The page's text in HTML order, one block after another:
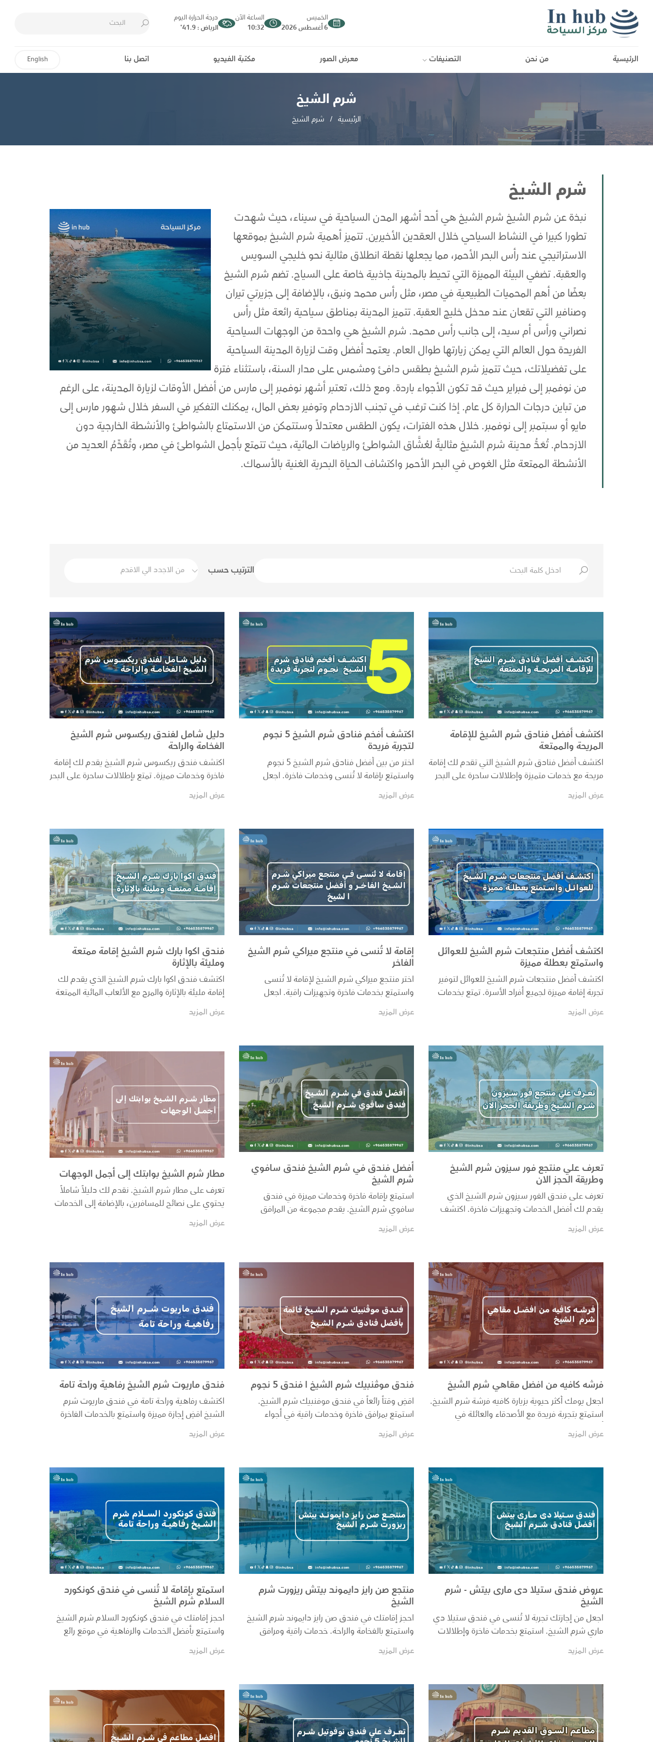
الخميس
6 أغسطس 2026
الساعة الآن
10:32
درجة الحرارة اليوم
الرياض :41.9°
الرئيسية من نحن التصنيفات معرض الصور مكتبة الفيديو اتصل بنا English
شرم الشيخ
الرئيسية شرم الشيخ
شرم الشيخ
نبذة عن شرم الشيخ شرم الشيخ هي أحد أشهر المدن السياحية في سيناء، حيث شهدت
تطورا كبيرا في النشاط السياحي خلال العقدين الأخيرين. تتميز أهمية شرم الشيخ بموقعها
الاستراتيجي عند رأس البحر الأحمر، مما يجعلها نقطة انطلاق مثالية نحو خليجي السويس
والعقبة. تضفي البيئة المميزة التي تحيط بالمدينة جاذبية خاصة على السياح. تضم شرم الشيخ
بعضًا من أهم المحميات الطبيعية في مصر، مثل رأس محمد ونبق، بالإضافة إلى جزيرتي تيران
وصنافير التي تقعان عند مدخل خليج العقبة. تتميز المدينة بمناطق سياحية رائعة مثل رأس
نصراني ورأس أم سيد، إلى جانب رأس محمد. شرم الشيخ هي واحدة من الوجهات السياحية
الفريدة حول العالم التي يمكن زيارتها طوال العام. يعتمد أفضل وقت لزيارة المدينة السياحية
على تفضيلاتك، حيث تتميز شرم الشيخ بطقس دافئ ومشمس على مدار السنة، باستثناء فترة
من نوفمبر إلى فبراير حيث قد تكون الأجواء باردة. ومع ذلك، تعتبر أشهر نوفمبر إلى مارس من أفضل الأوقات لزيارة المدينة، على الرغم
من تباين درجات الحرارة كل عام. إذا كنت ترغب في تجنب الازدحام وتوفير بعض المال، يمكنك التفكير في السفر خلال شهور مارس إلى
مايو أو سبتمبر إلى نوفمبر. خلال هذه الفترات، يكون الطقس معتدلاً وستتمكن من الاستمتاع بالشواطئ والأنشطة الخارجية دون
الازدحام. تُعَدُّ مدينة شرم الشيخ مثاليةً لعُشَّاق الشواطئ والرياضات المائية، حيث تتمتع بأجمل الشواطئ في مصر، وتُقَدِّمُ العديد من
الأنشطة الممتعة مثل الغوص في البحر الأحمر واكتشاف الحياة البحرية الغنية بالأسماك.
الترتيب حسب
اكتشف أفضل فنادق شرم الشيخ للإقامة
المريحة والممتعة
اكتشف أفضل فنادق شرم الشيخ التي تقدم لك إقامة
مريحة مع خدمات متميزة وإطلالات ساحرة على البحر
الأحمر....
عرض المزيد
اكتشف أفخم فنادق شرم الشيخ 5 نجوم
لتجربة فريدة
اختر من بين أفضل فنادق شرم الشيخ 5 نجوم
واستمتع بإقامة لا تُنسى وخدمات فاخرة. اجعل
عطلتك في شرم الشي...
عرض المزيد
دليل شامل لفندق ريكسوس شرم الشيخ
الفخامة والراحة
اكتشف فندق ريكسوس شرم الشيخ يقدم لك إقامة
فاخرة وخدمات مميزة. تمتع بإطلالات ساحرة على البحر
الأحمر...
عرض المزيد
اكتشف أفضل منتجعات شرم الشيخ للعوائل
واستمتع بعطلة مميزة
اكتشف أفضل منتجعات شرم الشيخ للعوائل لتوفير
تجربة إقامة مميزة لجميع أفراد الأسرة. تمتع بخدمات
رائعة...
عرض المزيد
إقامة لا تُنسى في منتجع ميراكي شرم الشيخ
الفاخر
اختر منتجع ميراكي شرم الشيخ لإقامة لا تُنسى
واستمتع بخدمات فاخرة وتجهيزات راقية. اجعل
عطلتك في شرم ا...
عرض المزيد
فندق اكوا بارك شرم الشيخ إقامة ممتعة
ومليئة بالإثارة
اكتشف فندق اكوا بارك شرم الشيخ الذي يقدم لك
إقامة مليئة بالإثارة والمرح مع الألعاب المائية الممتعة
و...
عرض المزيد
تعرف علي منتجع فور سيزون شرم الشيخ
وطريقة الحجز الان
تعرف على فندق الفور سيزون شرم الشيخ الذي
يقدم لك أفضل الخدمات وتجهيزات فاخرة. اكتشف
المزيد عن هذا ال...
عرض المزيد
أفضل فندق في شرم الشيخ فندق سافوي
شرم الشيخ
استمتع بإقامة فاخرة وخدمات مميزة في فندق
سافوي شرم الشيخ. يقدم مجموعة من المرافق
الترفيهية التي تجعل...
عرض المزيد
مطار شرم الشيخ بوابتك إلى أجمل الوجهات
تعرف على مطار شرم الشيخ. نقدم لك دليلاً شاملاً
يحتوي على نصائح للمسافرين، بالإضافة إلى الخدمات
المتا...
عرض المزيد
فرشه كافيه من افضل مقاهي شرم الشيخ
اجعل يومك أكثر حيوية بزيارة كافيه فرشة شرم الشيخ.
استمتع بتجربة فريدة مع الأصدقاء والعائلة في
أجواء...
عرض المزيد
فندق موڤنبيك شرم الشيخ | فندق 5 نجوم
اقضِ وقتاً رائعاً في فندق موفنبيك شرم الشيخ.
استمتع بمرافق فاخرة وخدمات راقية في أجواء
هادئة.احجز إق...
عرض المزيد
فندق ماريوت شرم الشيخ رفاهية وراحة تامة
اكتشف رفاهية وراحة تامة في فندق ماريوت شرم
الشيخ اقضِ إجازة مميزة واستمتع بالخدمات الفاخرة
والمرافق...
عرض المزيد
عروض فندق ستيلا دى مارى بيتش - شرم
الشيخ
اجعل من إجازتك تجربة لا تُنسى في فندق ستيلا دي
ماري شرم الشيخ. استمتع بخدمات فاخرة وإطلالات
خلابة عل...
عرض المزيد
منتجع صن رايز دايموند بيتش ريزورت شرم
الشيخ
احجز إقامتك في فندق صن رايز دايموند شرم الشيخ
واستمتع بالفخامة والراحة. خدمات راقية ومرافق
متميزة تن...
عرض المزيد
استمتع بإقامة لا تُنسى في فندق كونكورد
السلام شرم الشيخ
احجز إقامتك في فندق كونكورد السلام شرم الشيخ
واستمتع بأفضل الخدمات والرفاهية في موقع رائع
على شاطئ ا...
عرض المزيد